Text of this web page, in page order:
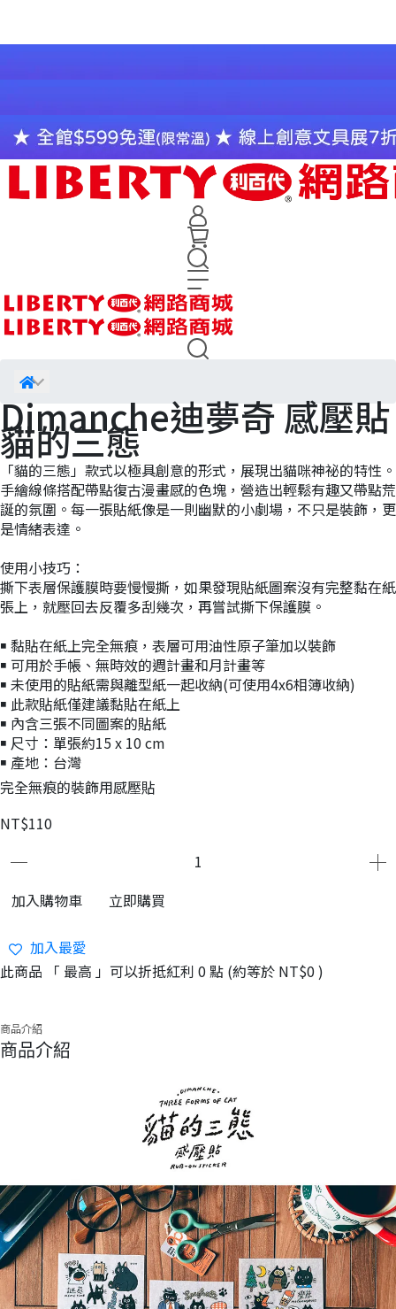
Dimanche迪夢奇 感壓貼
貓的三態
「貓的三態」款式以極具創意的形式，展現出貓咪神祕的特性。
手繪線條搭配帶點復古漫畫感的色塊，營造出輕鬆有趣又帶點荒
誕的氛圍。每一張貼紙像是一則幽默的小劇場，不只是裝飾，更
是情緒表達。
使用小技巧：
撕下表層保護膜時要慢慢撕，如果發現貼紙圖案沒有完整黏在紙
張上，就壓回去反覆多刮幾次，再嘗試撕下保護膜。
￭ 黏貼在紙上完全無痕，表層可用油性原子筆加以裝飾
￭ 可用於手帳、無時效的週計畫和月計畫等
￭ 未使用的貼紙需與離型紙一起收納(可使用4x6相簿收納)
￭ 此款貼紙僅建議黏貼在紙上
￭ 內含三張不同圖案的貼紙
￭ 尺寸：單張約15 x 10 cm
￭ 產地：台灣
完全無痕的裝飾用感壓貼
NT$110
加入購物車 立即購買
加入最愛
此商品 「 最高 」可以折抵紅利 0點 (約等於 NT$0)
商品介紹
商品介紹